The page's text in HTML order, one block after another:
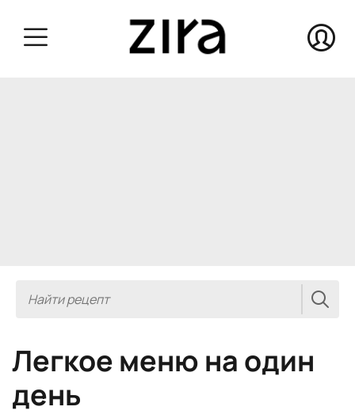
Легкое меню на один
день